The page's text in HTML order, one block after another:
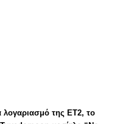
λογαριασμό της ΕΤ2, το